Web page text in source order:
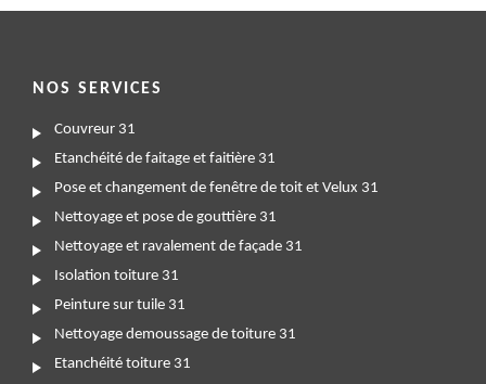
NOS SERVICES
Couvreur 31
Etanchéité de faitage et faitière 31
Pose et changement de fenêtre de toit et Velux 31
Nettoyage et pose de gouttière 31
Nettoyage et ravalement de façade 31
Isolation toiture 31
Peinture sur tuile 31
Nettoyage demoussage de toiture 31
Etanchéité toiture 31